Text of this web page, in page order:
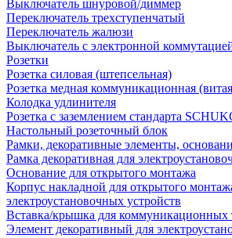
Выключатель шнуровой/диммер
Переключатель трехступенчатый
Переключатель жалюзи
Выключатель с электронной
Розетки
Розетка силовая (штепсельная)
Розетка медная коммуникационная
Колодка удлинителя
Розетка с заземлением стандарта
Настольный розеточный блок
Рамки, декоративные элементы,
Рамка декоративная для
Основание для открытого монтажа
Корпус накладной для открытого
электроустановочных устройств
Вставка/крышка для коммуникационных
Элемент декоративный для